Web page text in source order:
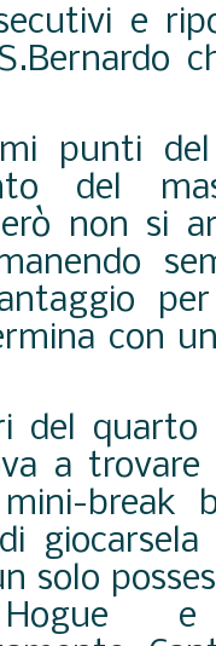
e
punti
del
non si
con
del quarto
a trovare
break
solo